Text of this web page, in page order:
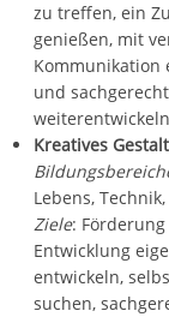
zu treffen, ein
genießen, mit
Kommunikation
und
Kreatives
Lebens,
Ziele:
Entwicklung
entwickeln,
suchen,